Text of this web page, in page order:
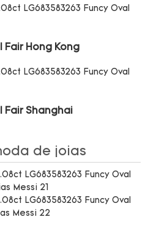
Hong Kong
Fair Shanghai
de joias